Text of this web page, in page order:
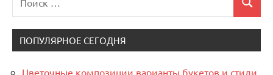
для:
Поиск
ПОПУЛЯРНОЕ СЕГОДНЯ
Цветочные композиции варианты букетов и стили